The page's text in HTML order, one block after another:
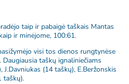
taip ir pabaigė taškais Mantas
ir minėjome, 100:61.
visi tos dienos rungtynėse
taškų ignaliniečiams
(14 taškų), E.Beržonskis
taškų).